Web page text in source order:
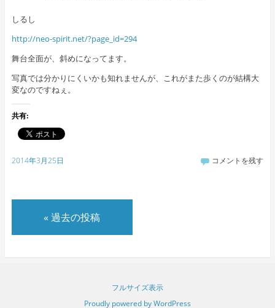
しるし
http://neo-spirit.net/?page_id=294
舞台全面が、斜めになってます。
写真では分かりにくいかも知れませんが、これがまた歩くのが結構大
変なのですねぇ。
共有:
2014年3月25日 コメントを残す
« 過去の投稿
フルサイズ表示
Proudly powered by WordPress